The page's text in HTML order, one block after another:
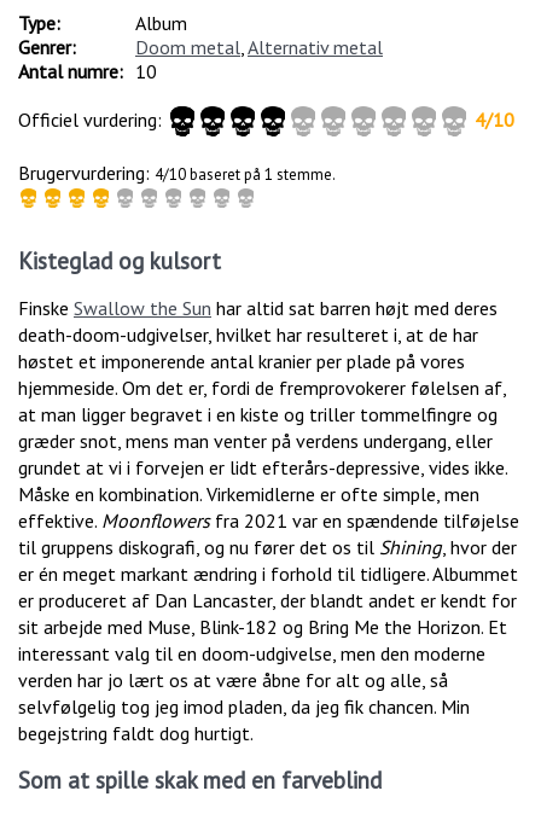
Type:
Album
Genrer:
Doom metal Alternativ metal
Antal numre: 10
Officiel vurdering:
4/10
Brugervurdering: 4/10 baseret på 1 stemme.
Kisteglad og kulsort
Finske Swallow the Sun har altid sat barren højt med deres
death-doom-udgivelser, hvilket har resulteret i, at de har
høstet et imponerende antal kranier per plade på vores
hjemmeside. Om det er, fordi de fremprovokerer følelsen af,
at man ligger begravet i en kiste og triller tommelfingre og
græder snot, mens man venter på verdens undergang, eller
grundet at vi i forvejen er lidt efterårs-depressive, vides ikke.
Måske en kombination. Virkemidlerne er ofte simple, men
effektive. Moonflowersfra 2021 var en spændende tilføjelse
til gruppens diskografi, og nu fører det os til Shining, hvor der
er én meget markant ændring i forhold til tidligere. Albummet
er produceret af Dan Lancaster, der blandt andet er kendt for
sit arbejde med Muse, Blink-182 og Bring Me the Horizon. Et
interessant valg til en doom-udgivelse, men den moderne
verden har jo lært os at være åbne for alt og alle, så
selvfølgelig tog jeg imod pladen, da jeg fik chancen. Min
begejstring faldt dog hurtigt.
Som at spille skak med en farveblind